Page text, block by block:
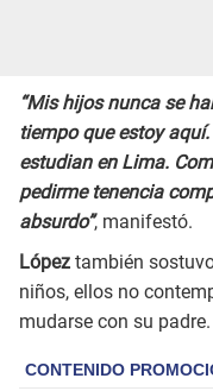
“Mis hijos nunca se
tiempo que estoy
estudian en Lima.
pedirme tenencia
absurdo”, manifestó.
López también
niños, ellos no
mudarse con su padre.